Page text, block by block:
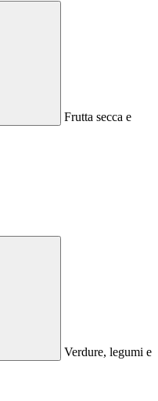
Frutta secca e
Verdure, legumi e